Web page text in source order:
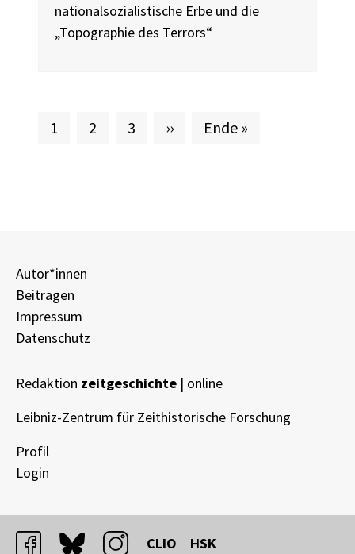
nationalsozialistische Erbe und die
„Topographie des Terrors“
Aktuelle Seite
1 Seite
2 Seite
3 Nächste Seite
›› Letzte Seite
Ende »
Autor*innen
Beitragen
Impressum
Datenschutz
Redaktion zeitgeschichte | online
Leibniz-Zentrum für Zeithistorische Forschung
Profil
Login
facebookbluesky instagram
CLIO HSK